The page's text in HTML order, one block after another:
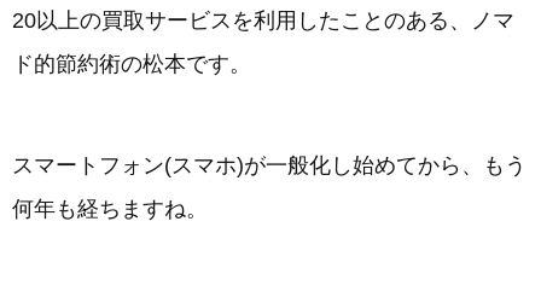
20以上の買取サービスを利用したことのある、ノマ
ド的節約術の松本です。
スマートフォン(スマホ)が一般化し始めてから、もう
何年も経ちますね。